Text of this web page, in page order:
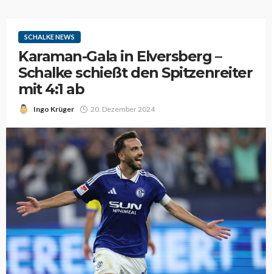
SCHALKE NEWS
Karaman-Gala in Elversberg –
Schalke schießt den Spitzenreiter
mit 4:1 ab
Ingo Krüger 20. Dezember 2024